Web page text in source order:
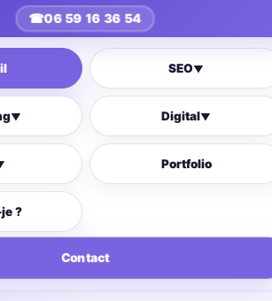
☎06 59 16 36 54
SEO▼
▼ Digital▼
Portfolio
?
Contact